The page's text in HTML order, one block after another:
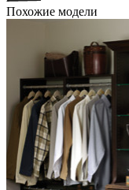
Похожие модели